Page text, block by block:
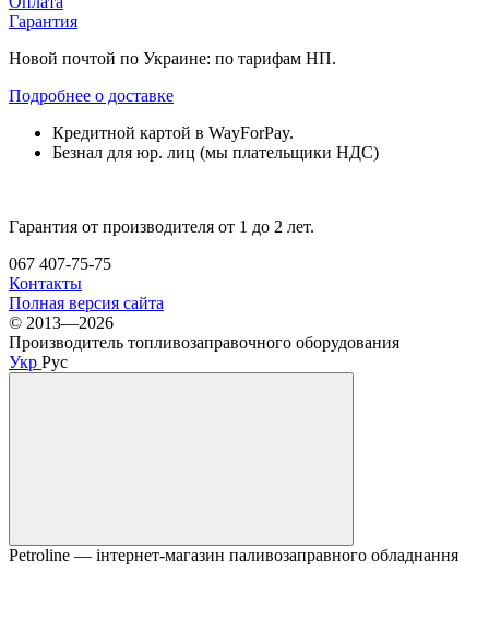
Гарантия
Новой почтой по Украине: по тарифам НП.
Подробнее о доставке
Кредитной картой в WayForPay.
Безнал для юр. лиц (мы плательщики НДС)
Гарантия от производителя от 1 до 2 лет.
067 407-75-75
Контакты
Полная версия сайта
© 2013—2026
Производитель топливозаправочного оборудования
Укр Рус
Petroline — інтернет-магазин паливозаправного обладнання